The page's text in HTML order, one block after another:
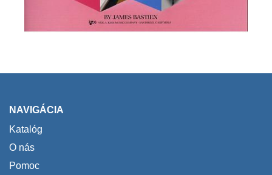
NAVIGÁCIA
Katalóg
O nás
Pomoc